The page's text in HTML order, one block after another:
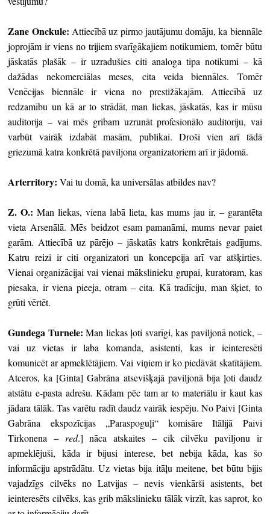
Zane Onckule: Attiecībā uz pirmo jautājumu domāju, ka biennāle
joprojām ir viens no trijiem svarīgākajiem notikumiem, tomēr būtu
jāskatās plašāk – ir uzradušies citi analoga tipa notikumi – kā
dažādas nekomerciālas meses, cita veida biennāles. Tomēr
Venēcijas biennāle ir viena no prestižākajām. Attiecībā uz
redzamību un kā ar to strādāt, man liekas, jāskatās, kas ir mūsu
auditorija – vai mēs gribam uzrunāt profesionālo auditoriju, vai
varbūt vairāk izdabāt masām, publikai. Droši vien arī tādā
griezumā katra konkrētā paviljona organizatoriem arī ir jādomā.
Arterritory: Vai tu domā, ka universālas atbildes nav?
Z. O.: Man liekas, viena labā lieta, kas mums jau ir, – garantēta
vieta Arsenālā. Mēs beidzot esam pamanāmi, mums nevar paiet
garām. Attiecībā uz pārējo – jāskatās katrs konkrētais gadījums.
Katru reizi ir citi organizatori un koncepcija arī var atšķirties.
Vienai organizācijai vai vienai mākslinieku grupai, kuratoram, kas
piesaka, ir viena pieeja, otram – cita. Kā tradīciju, man šķiet, to
grūti vērtēt.
Gundega Turnele: Man liekas ļoti svarīgi, kas paviljonā notiek, –
vai uz vietas ir laba komanda, asistenti, kas ir ieinteresēti
komunicēt ar apmeklētājiem. Vai viņiem ir ko piedāvāt skatītājiem.
Atceros, ka [Ginta] Gabrāna atsevišķajā paviljonā bija ļoti daudz
atstātu e-pasta adrešu. Kādam pēc tam ar to materiālu ir kaut kas
jādara tālāk. Tas varētu radīt daudz vairāk iespēju. No Paivi [Ginta
Gabrāna ekspozīcijas „Paraspoguļi“ komisāre Itālijā Paivi
Tirkonena – red.] nāca atskaites – cik cilvēku paviljonu ir
apmeklējuši, kāda ir bijusi interese, bet nebija kāda, kas šo
informāciju apstrādātu. Uz vietas bija itāļu meitene, bet būtu bijis
vajadzīgs cilvēks no Latvijas – nevis vienkārši asistents, bet
ieinteresēts cilvēks, kas grib mākslinieku tālāk virzīt, kas saprot, ko